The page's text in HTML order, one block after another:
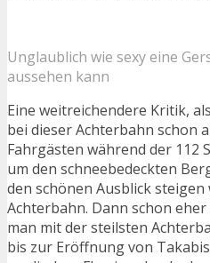
Unglaublich wie sexy eine
aussehen kann
Eine weitreichendere Kritik,
bei dieser Achterbahn schon
Fahrgästen während der 112
um den schneebedeckten
den schönen Ausblick
Achterbahn. Dann schon
man mit der steilsten
bis zur Eröffnung von